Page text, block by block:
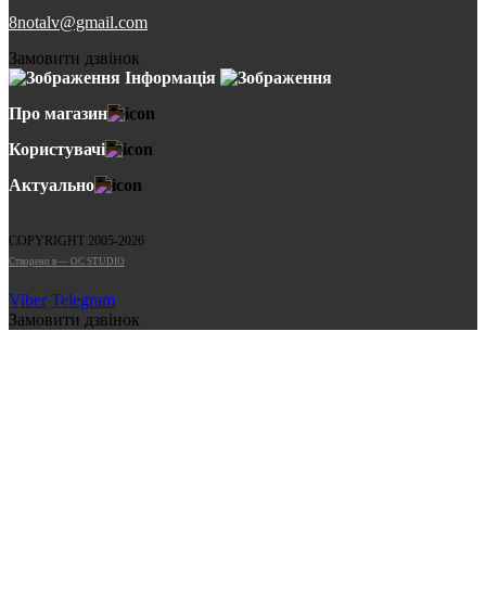
8notalv@gmail.com
Замовити дзвінок
Інформація
Про магазин
Користувачі
Актуально
COPYRIGHT 2005-2026
Cтворено в — OC STUDIO
Viber Telegram
Замовити дзвінок